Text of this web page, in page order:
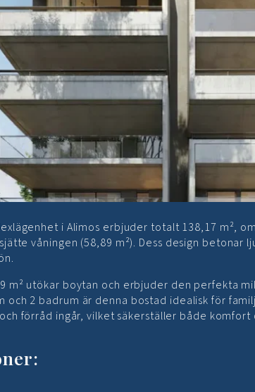
på 5:e–6:e
Alimos Riviera
i Alimos erbjuder totalt 138,17 m²,
våningen (58,89 m²). Dess design betonar
m² utökar boytan och erbjuder den perfekta
och 2 badrum är denna bostad idealisk för
förråd ingår, vilket säkerställer både komfort